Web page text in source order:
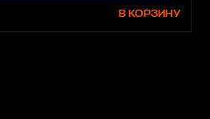
В КОРЗИНУ